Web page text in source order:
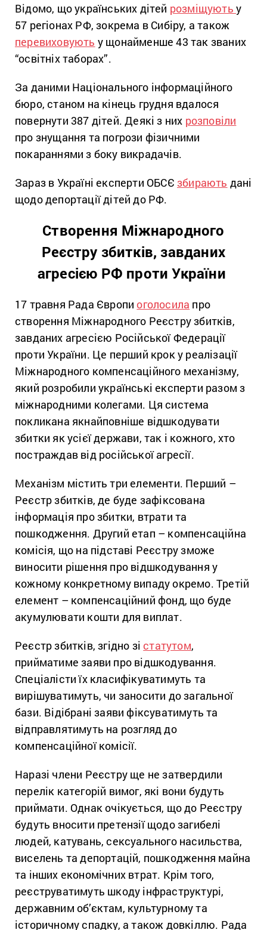
Відомо, що українських дітей розміщуютьу
57 регіонах РФ, зокрема в Сибіру, а також
перевиховують у щонайменше 43 так званих
“освітніх таборах”.
За даними Національного інформаційного
бюро, станом на кінець грудня вдалося
повернути 387 дітей. Деякі з них розповіли
про знущання та погрози фізичними
покараннями з боку викрадачів.
Зараз в Україні експерти ОБСЄ збирають дані
щодо депортації дітей до РФ.
Створення Міжнародного
Реєстру збитків, завданих
агресією РФ проти України
17 травня Рада Європи оголосила про
створення Міжнародного Реєстру збитків,
завданих агресією Російської Федерації
проти України. Це перший крок у реалізації
Міжнародного компенсаційного механізму,
який розробили українські експерти разом з
міжнародними колегами. Ця система
покликана якнайповніше відшкодувати
збитки як усієї держави, так і кожного, хто
постраждав від російської агресії.
Механізм містить три елементи. Перший –
Реєстр збитків, де буде зафіксована
інформація про збитки, втрати та
пошкодження. Другий етап – компенсаційна
комісія, що на підставі Реєстру зможе
виносити рішення про відшкодування у
кожному конкретному випаду окремо. Третій
елемент – компенсаційний фонд, що буде
акумулювати кошти для виплат.
Реєстр збитків, згідно зі статутом,
прийматиме заяви про відшкодування.
Спеціалісти їх класифікуватимуть та
вирішуватимуть, чи заносити до загальної
бази. Відібрані заяви фіксуватимуть та
відправлятимуть на розгляд до
компенсаційної комісії.
Наразі члени Реєстру ще не затвердили
перелік категорій вимог, які вони будуть
приймати. Однак очікується, що до Реєстру
будуть вносити претензії щодо загибелі
людей, катувань, сексуального насильства,
виселень та депортацій, пошкодження майна
та інших економічних втрат. Крім того,
реєструватимуть шкоду інфраструктурі,
державним об’єктам, культурному та
історичному спадку, а також довкіллю. Рада